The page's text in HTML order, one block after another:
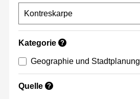
Kategorie ?
Geographie und Stadtplanung
Quelle ?